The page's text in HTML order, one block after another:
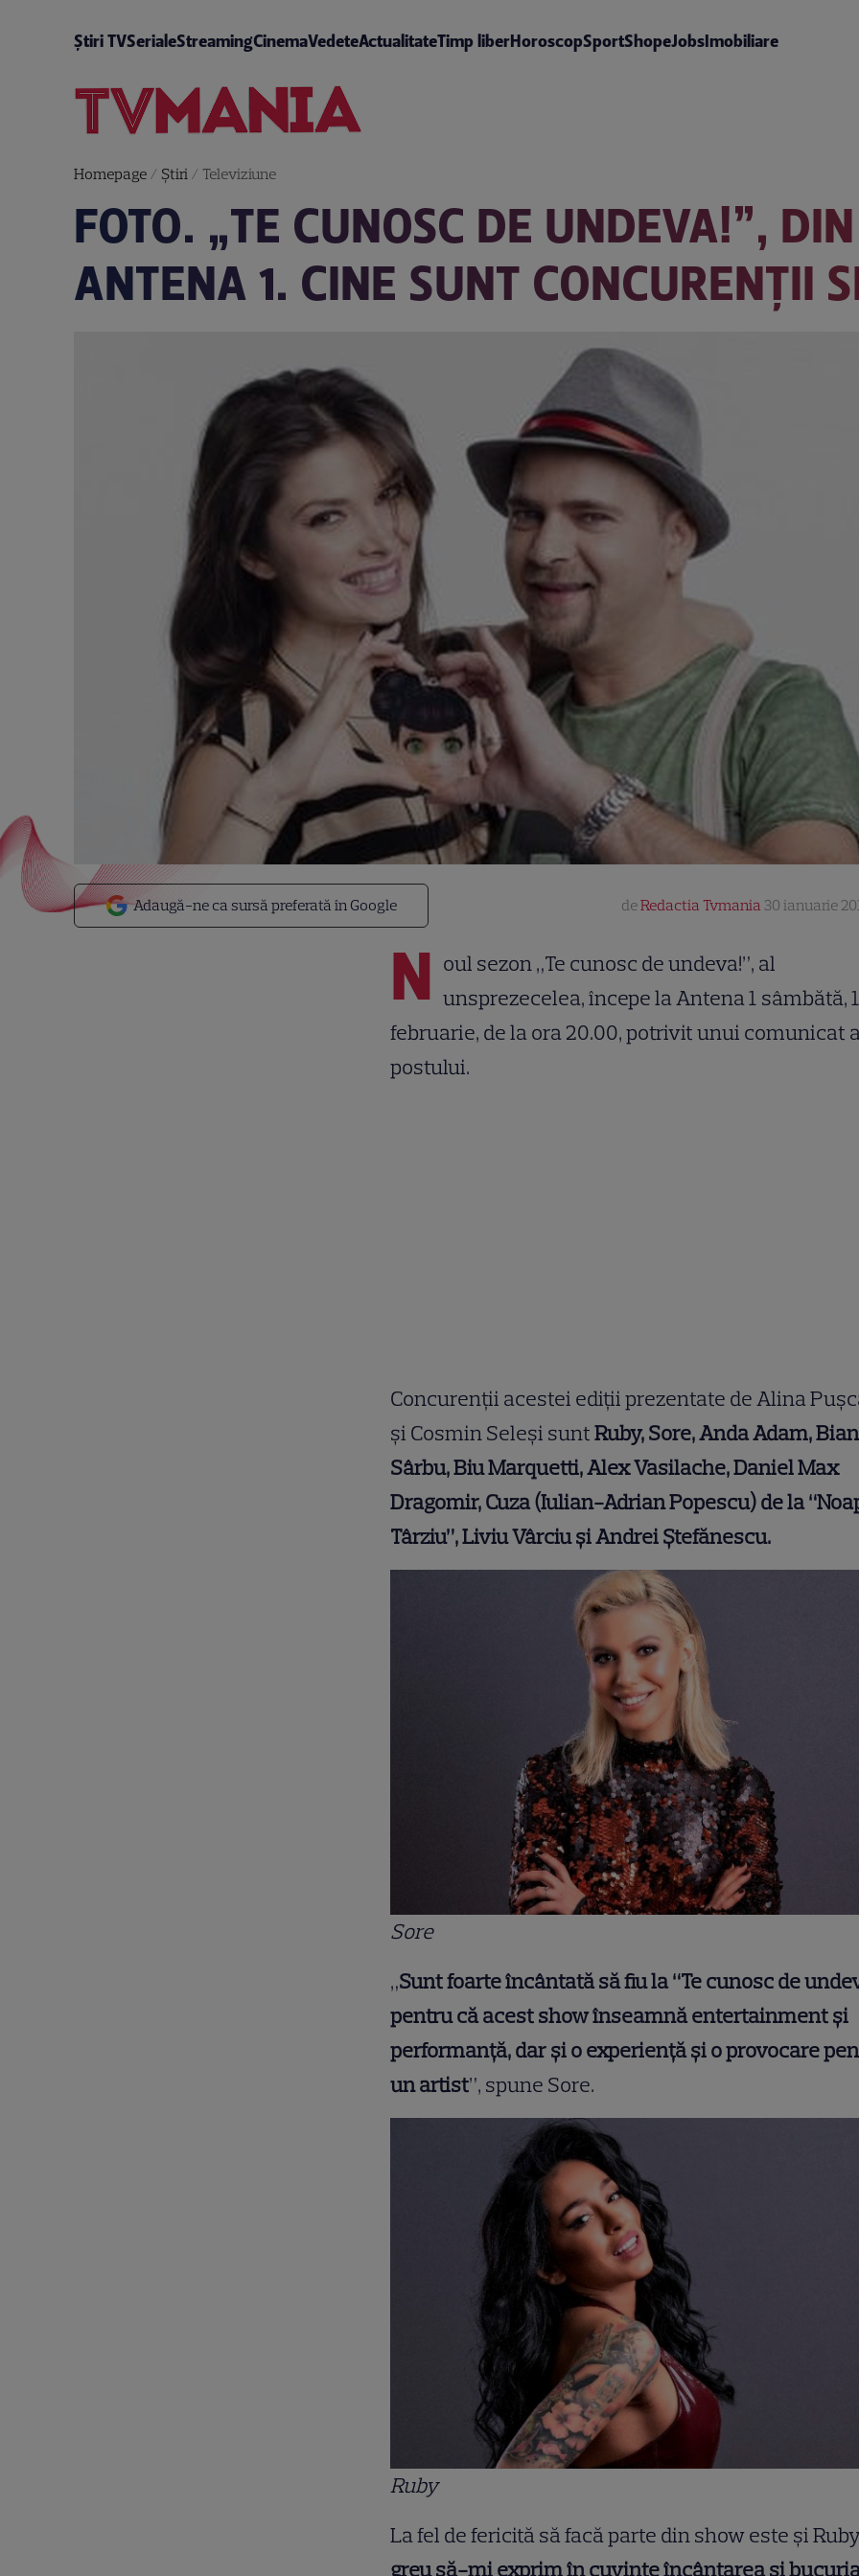
Știri TVSerialeStreamingCinemaVedeteActualitateTimp liberHoroscopSportShopeJobsImobiliare
Homepage/ Știri/ Televiziune
FOTO. „TE CUNOSC DE UNDEVA!”,
ANTENA 1. CINE SUNT CONCURENȚII
Adaugă-ne ca sursă preferată în Google deRedactia Tvmania 30 ianuarie
N oul sezon „Te cunosc de undeva!”, al
unsprezecelea, începe la Antena 1 sâmbătă,
februarie, de la ora 20.00, potrivit unui comunicat
postului.
Concurenții acestei ediții prezentate de Alina
și Cosmin Seleși suntRuby, Sore, Anda Adam,
Sârbu, Biu Marquetti, Alex Vasilache, Daniel Max
Dragomir, Cuza (Iulian-Adrian Popescu) de la
Târziu”, Liviu Vârciu și Andrei Ștefănescu.
Sore
„Sunt foarte încântată să fiu la“Te cunosc de
pentru că acest show înseamnă entertainmentși
performanță, darșio experiențăși o provocare
un artist”, spune Sore.
Ruby
La fel de fericită să facă parte din show este și
greu să-mi exprim în cuvinte încântareași